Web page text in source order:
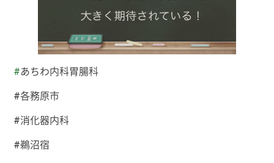
#あちわ内科胃腸科
#各務原市
#消化器内科
#鵜沼宿